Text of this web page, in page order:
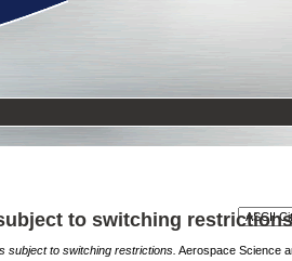
to switching restrictions
subject to switching restrictions. Aerospace Science